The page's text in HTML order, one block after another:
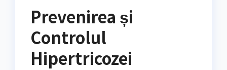
Prevenirea și
Controlul
Hipertricozei